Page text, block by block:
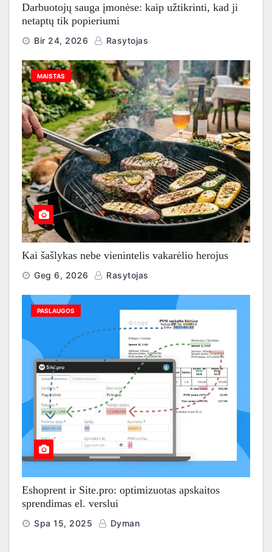
Darbuotojų sauga įmonėse: kaip užtikrinti, kad ji
netaptų tik popieriumi
Bir 24, 2026 Rasytojas
MAISTAS
Kai šašlykas nebe vienintelis vakarėlio herojus
Geg 6, 2026 Rasytojas
PASLAUGOS
Eshoprent ir Site.pro: optimizuotas apskaitos
sprendimas el. verslui
Spa 15, 2025 Dyman